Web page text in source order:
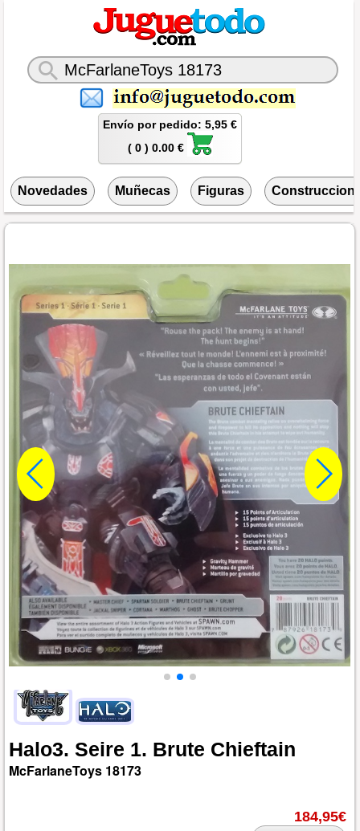
Envío por pedido: 5,95 €
( 0 ) 0.00 €
Novedades Muñecas Figuras
Halo3. Seire 1. Brute Chieftain
McFarlaneToys 18173
184,95€